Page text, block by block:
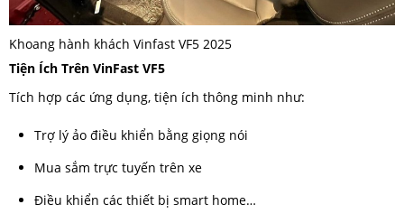
Khoang hành khách Vinfast VF5 2025
Tiện Ích Trên VinFast VF5
Tích hợp các ứng dụng, tiện ích thông minh như:
Trợ lý ảo điều khiển bằng giọng nói
Mua sắm trực tuyến trên xe
Điều khiển các thiết bị smart home…